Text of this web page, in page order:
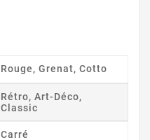
Rouge, Grenat, Cotto
Rétro, Art-Déco,
Classic
Carré